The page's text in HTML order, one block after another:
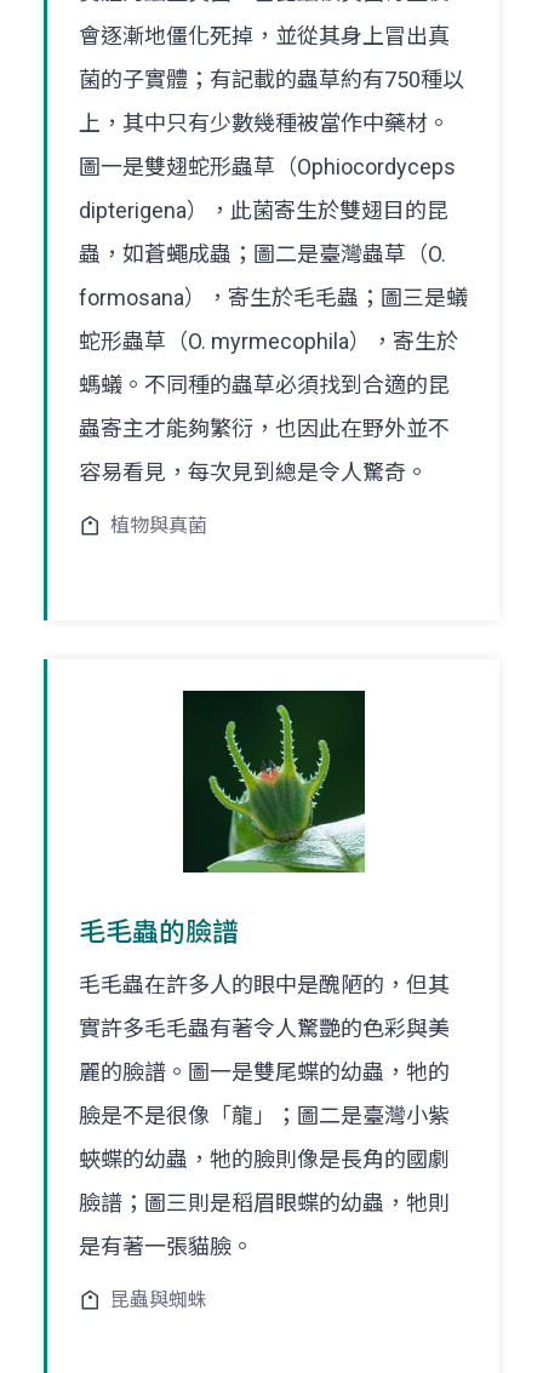
會逐漸地僵化死掉，並從其身上冒出真
菌的子實體；有記載的蟲草約有750種以
上，其中只有少數幾種被當作中藥材。
圖一是雙翅蛇形蟲草（Ophiocordyceps
dipterigena），此菌寄生於雙翅目的昆
蟲，如蒼蠅成蟲；圖二是臺灣蟲草（O.
formosana），寄生於毛毛蟲；圖三是蟻
蛇形蟲草（O. myrmecophila），寄生於
螞蟻。不同種的蟲草必須找到合適的昆
蟲寄主才能夠繁衍，也因此在野外並不
容易看見，每次見到總是令人驚奇。
植物與真菌
毛毛蟲的臉譜
毛毛蟲在許多人的眼中是醜陋的，但其
實許多毛毛蟲有著令人驚艷的色彩與美
麗的臉譜。圖一是雙尾蝶的幼蟲，牠的
臉是不是很像「龍」；圖二是臺灣小紫
蛺蝶的幼蟲，牠的臉則像是長角的國劇
臉譜；圖三則是稻眉眼蝶的幼蟲，牠則
是有著一張貓臉。
昆蟲與蜘蛛